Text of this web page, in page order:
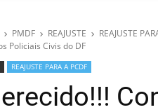
PMDF REAJUSTE REAJUSTE
Policiais Civis do DF
REAJUSTE PARA A PCDF